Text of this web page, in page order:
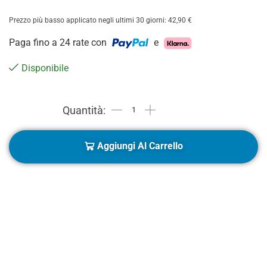
Prezzo più basso applicato negli ultimi 30 giorni: 42,90 €
Paga fino a 24 rate con e
Disponibile
Aggiungi Al Carrello